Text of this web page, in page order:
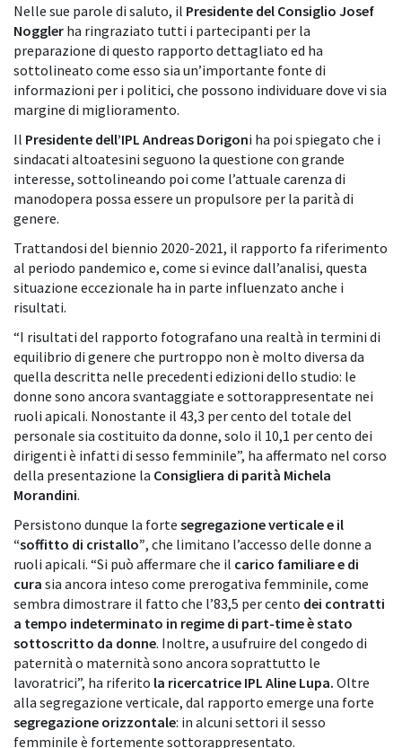
Nelle sue parole di saluto, il Presidente del Consiglio Josef
Noggler ha ringraziato tutti i partecipanti per la
preparazione di questo rapporto dettagliato ed ha
sottolineato come esso sia un’importante fonte di
informazioni per i politici, che possono individuare dove vi sia
margine di miglioramento.
Il Presidente dell’IPL Andreas Dorigoni ha poi spiegato che i
sindacati altoatesini seguono la questione con grande
interesse, sottolineando poi come l’attuale carenza di
manodopera possa essere un propulsore per la parità di
genere.
Trattandosi del biennio 2020-2021, il rapporto fa riferimento
al periodo pandemico e, come si evince dall’analisi, questa
situazione eccezionale ha in parte influenzato anche i
risultati.
“I risultati del rapporto fotografano una realtà in termini di
equilibrio di genere che purtroppo non è molto diversa da
quella descritta nelle precedenti edizioni dello studio: le
donne sono ancora svantaggiate e sottorappresentate nei
ruoli apicali. Nonostante il 43,3 per cento del totale del
personale sia costituito da donne, solo il 10,1 per cento dei
dirigenti è infatti di sesso femminile”, ha affermato nel corso
della presentazione la Consigliera di parità Michela
Morandini.
Persistono dunque la forte segregazione verticale e il
“soffitto di cristallo”, che limitano l’accesso delle donne a
ruoli apicali. “Si può affermare che il carico familiare e di
cura sia ancora inteso come prerogativa femminile, come
sembra dimostrare il fatto che l’83,5 per cento dei contratti
a tempo indeterminato in regime di part-time è stato
sottoscritto da donne. Inoltre, a usufruire del congedo di
paternità o maternità sono ancora soprattutto le
lavoratrici”, ha riferito la ricercatrice IPL Aline Lupa. Oltre
alla segregazione verticale, dal rapporto emerge una forte
segregazione orizzontale: in alcuni settori il sesso
femminile è fortemente sottorappresentato.